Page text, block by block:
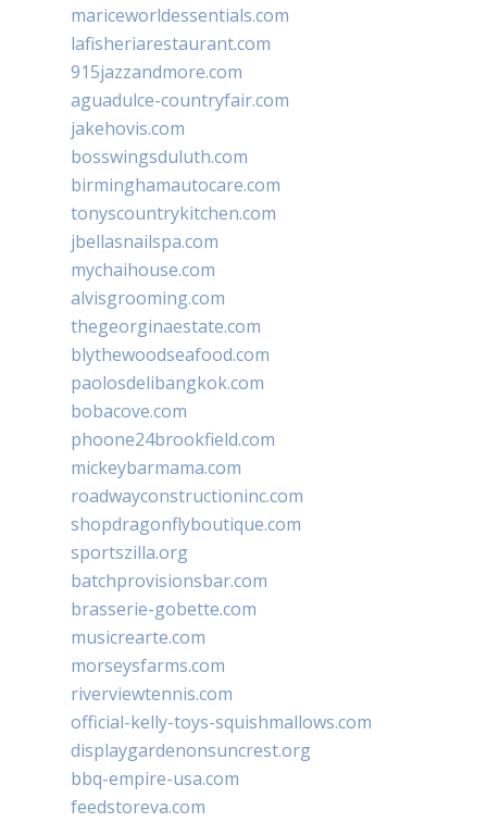
mariceworldessentials.com
lafisheriarestaurant.com
915jazzandmore.com
aguadulce-countryfair.com
jakehovis.com
bosswingsduluth.com
birminghamautocare.com
tonyscountrykitchen.com
jbellasnailspa.com
mychaihouse.com
alvisgrooming.com
thegeorginaestate.com
blythewoodseafood.com
paolosdelibangkok.com
bobacove.com
phoone24brookfield.com
mickeybarmama.com
roadwayconstructioninc.com
shopdragonflyboutique.com
sportszilla.org
batchprovisionsbar.com
brasserie-gobette.com
musicrearte.com
morseysfarms.com
riverviewtennis.com
official-kelly-toys-squishmallows.com
displaygardenonsuncrest.org
bbq-empire-usa.com
feedstoreva.com